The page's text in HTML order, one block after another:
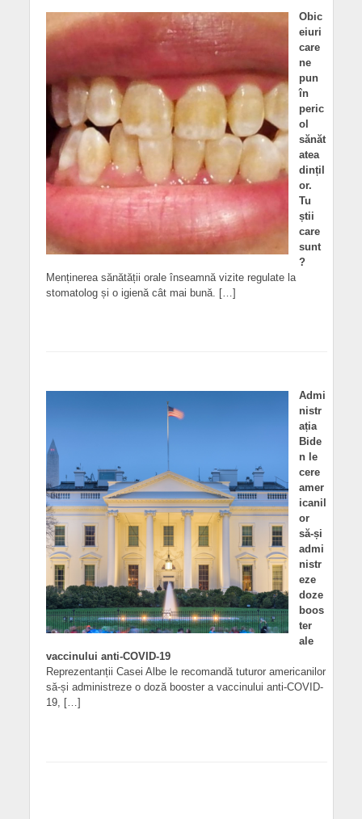
Obic
eiuri
care
ne
pun
în
peric
ol
sănăt
atea
dințil
or.
Tu
știi
care
sunt
?
Menținerea sănătății orale înseamnă vizite regulate la
stomatolog și o igienă cât mai bună. […]
Admi
nistr
ația
Bide
n le
cere
amer
icanil
or
să-și
admi
nistr
eze
doze
boos
ter
ale
vaccinului anti-COVID-19
Reprezentanții Casei Albe le recomandă tuturor americanilor
să-și administreze o doză booster a vaccinului anti-COVID-
19, […]